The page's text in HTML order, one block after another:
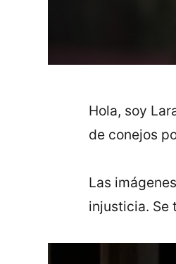
Hola, soy
de conejos
Las
injusticia. Se